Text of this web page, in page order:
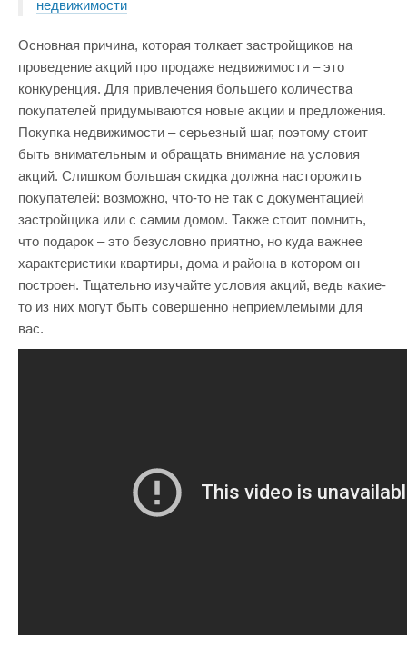
недвижимости
Основная причина, которая толкает застройщиков на
проведение акций про продаже недвижимости – это
конкуренция. Для привлечения большего количества
покупателей придумываются новые акции и предложения.
Покупка недвижимости – серьезный шаг, поэтому стоит
быть внимательным и обращать внимание на условия
акций. Слишком большая скидка должна насторожить
покупателей: возможно, что-то не так с документацией
застройщика или с самим домом. Также стоит помнить,
что подарок – это безусловно приятно, но куда важнее
характеристики квартиры, дома и района в котором он
построен. Тщательно изучайте условия акций, ведь какие-
то из них могут быть совершенно неприемлемыми для
вас.